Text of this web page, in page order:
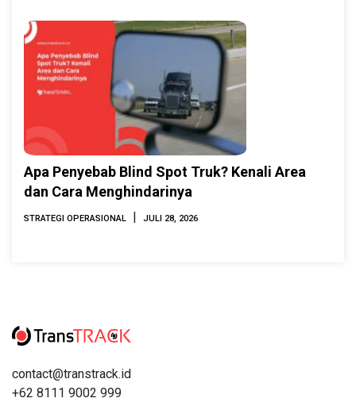
Apa Penyebab Blind Spot Truk? Kenali Area
dan Cara Menghindarinya
STRATEGI OPERASIONAL | JULI 28, 2026
contact@transtrack.id
+62 8111 9002 999